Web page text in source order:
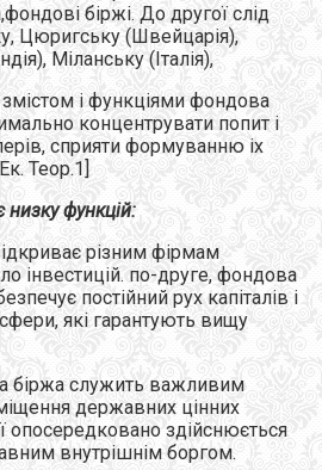
біржі. До другої слід
Цюригську (Швейцарія),
Міланську (Італія),
і функціями фондова
концентрувати попит і
сприяти формуванню іх
Теор.1]
функцій:
різним фірмам
інвестицій. по-друге, фондова
постійний рух капіталів і
які гарантують вищу
біржа служить важливим
державних цінних
опосередковано здійснюється
внутрішнім боргом.